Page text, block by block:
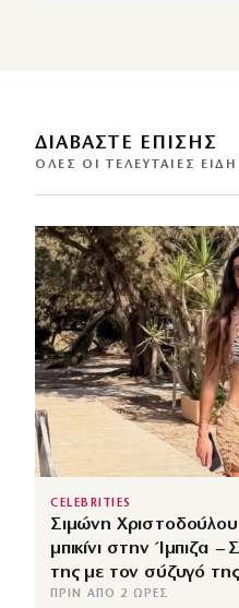
ΔΙΑΒΑΣΤΕ ΕΠΙΣΗΣ
ΌΛΕΣ ΟΙ ΤΕΛΕΥΤΑΊΕΣ
CELEBRITIES
Σιμώνη
μπικίνι στην Ίμπιζα –
της με τον σύζυγό
ΠΡΙΝ ΑΠΌ 2 ΏΡΕΣ